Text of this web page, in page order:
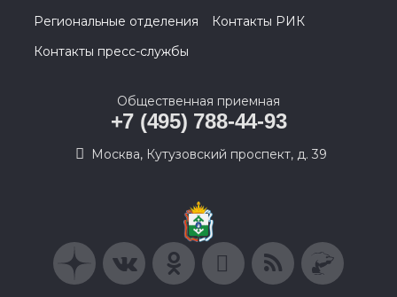
Региональные отделения
Контакты РИК
Контакты пресс-службы
Общественная приемная
+7 (495) 788-44-93
Москва, Кутузовский проспект, д. 39